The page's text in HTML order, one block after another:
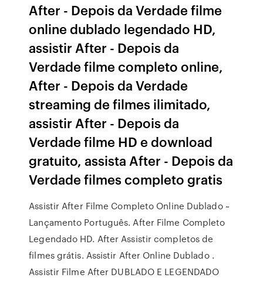
After - Depois da Verdade filme
online dublado legendado HD,
assistir After - Depois da
Verdade filme completo online,
After - Depois da Verdade
streaming de filmes ilimitado,
assistir After - Depois da
Verdade filme HD e download
gratuito, assista After - Depois da
Verdade filmes completo gratis
Assistir After Filme Completo Online Dublado ~
Lançamento Português. After Filme Completo
Legendado HD. After Assistir completos de
filmes grátis. Assistir After Online Dublado .
Assistir Filme After DUBLADO E LEGENDADO